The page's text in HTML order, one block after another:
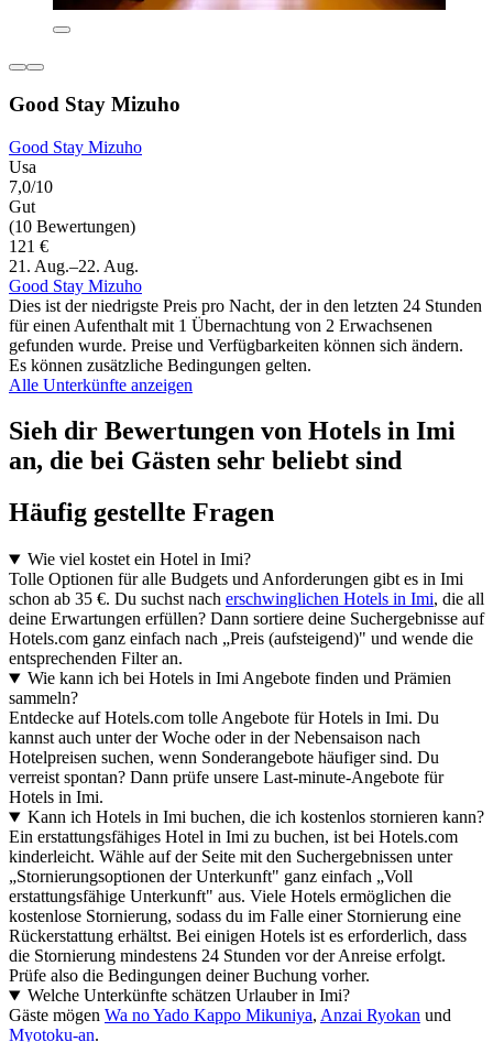
Good Stay Mizuho
Good Stay Mizuho
Usa
7,0/10
Gut
(10 Bewertungen)
121 €
21. Aug.–22. Aug.
Good Stay Mizuho
Dies ist der niedrigste Preis pro Nacht, der in den letzten 24 Stunden
für einen Aufenthalt mit 1 Übernachtung von 2 Erwachsenen
gefunden wurde. Preise und Verfügbarkeiten können sich ändern.
Es können zusätzliche Bedingungen gelten.
Alle Unterkünfte anzeigen
Sieh dir Bewertungen von Hotels in Imi
an, die bei Gästen sehr beliebt sind
Häufig gestellte Fragen
Wie viel kostet ein Hotel in Imi?
Tolle Optionen für alle Budgets und Anforderungen gibt es in Imi
schon ab 35 €. Du suchst nach erschwinglichen Hotels in Imi, die all
deine Erwartungen erfüllen? Dann sortiere deine Suchergebnisse auf
Hotels.com ganz einfach nach „Preis (aufsteigend)" und wende die
entsprechenden Filter an.
Wie kann ich bei Hotels in Imi Angebote finden und Prämien
sammeln?
Entdecke auf Hotels.com tolle Angebote für Hotels in Imi. Du
kannst auch unter der Woche oder in der Nebensaison nach
Hotelpreisen suchen, wenn Sonderangebote häufiger sind. Du
verreist spontan? Dann prüfe unsere Last-minute-Angebote für
Hotels in Imi.
Kann ich Hotels in Imi buchen, die ich kostenlos stornieren kann?
Ein erstattungsfähiges Hotel in Imi zu buchen, ist bei Hotels.com
kinderleicht. Wähle auf der Seite mit den Suchergebnissen unter
„Stornierungsoptionen der Unterkunft" ganz einfach „Voll
erstattungsfähige Unterkunft" aus. Viele Hotels ermöglichen die
kostenlose Stornierung, sodass du im Falle einer Stornierung eine
Rückerstattung erhältst. Bei einigen Hotels ist es erforderlich, dass
die Stornierung mindestens 24 Stunden vor der Anreise erfolgt.
Prüfe also die Bedingungen deiner Buchung vorher.
Welche Unterkünfte schätzen Urlauber in Imi?
Gäste mögen Wa no Yado Kappo Mikuniya, Anzai Ryokan und
Myotoku-an.